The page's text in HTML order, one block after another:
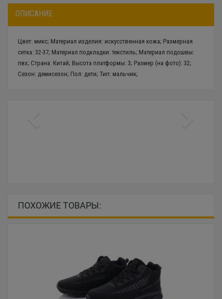
ОПИСАНИЕ
Цвет: микс; Материал изделия: искусственная кожа; Размерная
сетка: 32-37; Материал подкладки: текстиль; Материал подошвы:
пвх; Страна: Китай; Высота платформы: 3; Размер (на фото): 32;
Сезон: демисезон; Пол: дети; Тип: мальчик;
ПОХОЖИЕ ТОВАРЫ: